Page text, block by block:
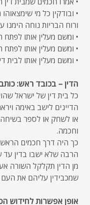
• ובודקין כל מי
ורוח הבריות נוחה הימנו
• ומשם מעלין אותו לפתח
• ומשם מעלין אותו לפתח
• ומשם מעלין אותו לבית
הדין – בכובד ראש:
כל בית דין של ישראל
הדיינים לישב באימה
או לשחק או לספר
וחכמה.
כך היה דרך חכמים
הרבה שלא ישבו בדין עד
מן הדין תקלקל השורה
שמכבידין עליהם את העם
אופן אפשרות לחידוש